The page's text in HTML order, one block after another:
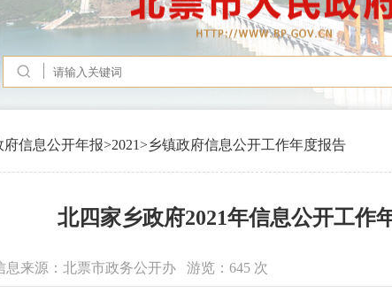
府信息公开年报>2021>乡镇政府信息公开工作年度报告
北四家乡政府2021年信息公开工作
息来源：北票市政务公开办 游览： 645 次